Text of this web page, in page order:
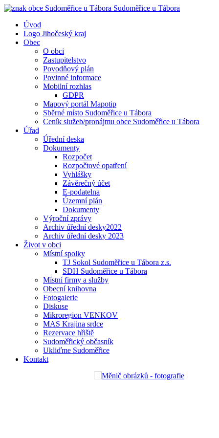
Sudoměřice u Tábora
Úvod
Logo Jihočeský kraj
Obec
O obci
Zastupitelstvo
Povodňový plán
Povinné informace
Mobilní rozhlas
GDPR
Mapový portál Mapotip
Sběrné místo Sudoměřice u Tábora
Ceník služeb/pronájmu obce Sudoměřice u Tábora
Úřad
Úřední deska
Dokumenty
Rozpočet
Rozpočtové opatření
Vyhlášky
Závěrečný účet
E-podatelna
Územní plán
Dokumenty
Výroční zprávy
Archiv úřední desky2022
Archiv úřední desky 2023
Život v obci
Místní spolky
TJ Sokol Sudoměřice u Tábora z.s.
SDH Sudoměřice u Tábora
Místní firmy a služby
Obecní knihovna
Fotogalerie
Diskuse
Mikroregion VENKOV
MAS Krajina srdce
Rezervace hřiště
Sudoměřický občasník
Ukliďme Sudoměřice
Kontakt